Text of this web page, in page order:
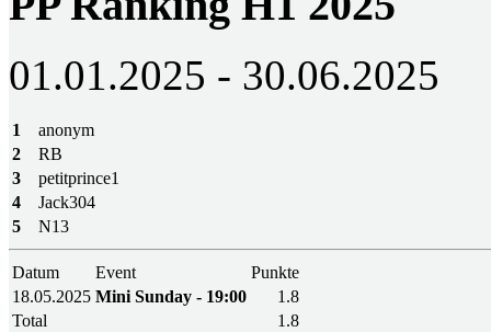
01.01.2025 - 30.06.2025
1
anonym
2
RB
3
petitprince1
4
Jack304
5
N13
Datum Event
Punkte
18.05.2025 Mini Sunday - 19:00
1.8
Total
1.8